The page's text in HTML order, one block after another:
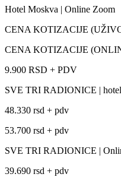
Hotel Moskva | Online Zoom
CENA KOTIZACIJE
CENA KOTIZACIJE
9.900 RSD + PDV
SVE TRI RADIONICE |
48.330 rsd + pdv
53.700 rsd + pdv
SVE TRI RADIONICE |
39.690 rsd + pdv